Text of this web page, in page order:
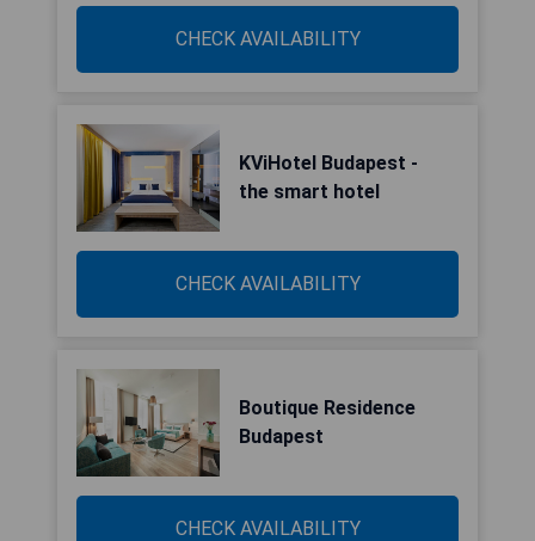
CHECK AVAILABILITY
KViHotel Budapest -
the smart hotel
CHECK AVAILABILITY
Boutique Residence
Budapest
CHECK AVAILABILITY